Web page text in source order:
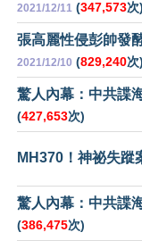
2021/12/11 (347,573次)
張高麗性侵彭帥發
2021/12/10 (829,240次)
驚人內幕：中共諜
(427,653次)
MH370！神祕失蹤
驚人內幕：中共諜
(386,475次)